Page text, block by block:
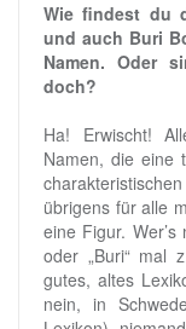
Wie findest du
und auch Buri
Namen. Oder
doch?
Ha! Erwischt!
Namen, die eine
übrigens für alle
eine Figur. Wer’s
oder „Buri“ mal
gutes, altes
nein, in